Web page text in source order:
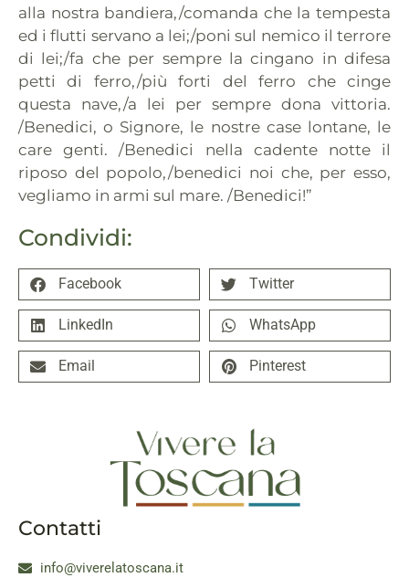
Condividi:
Facebook Twitter
LinkedIn WhatsApp
Email Pinterest
alla nostra bandiera,/comanda che la tempesta
ed i flutti servano a lei;/poni sul nemico il terrore
di lei;/fa che per sempre la cingano in difesa
petti di ferro,/più forti del ferro che cinge
questa nave,/a lei per sempre dona vittoria.
/Benedici, o Signore, le nostre case lontane, le
care genti. /Benedici nella cadente notte il
riposo del popolo,/benedici noi che, per esso,
vegliamo in armi sul mare. /Benedici!”
Contatti
info@viverelatoscana.it